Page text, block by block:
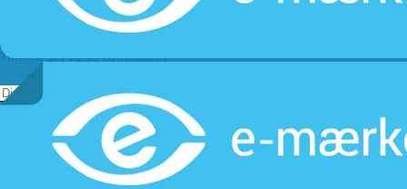
Tilmeld dig vores nyhedsbrev